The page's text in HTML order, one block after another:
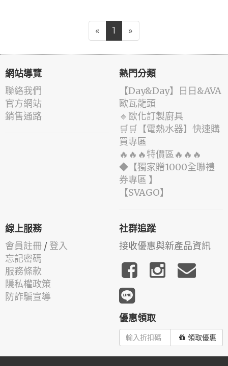
« 1 »
網站導覽
聯絡我們
官方網站
銷售通路
熱門分類
️【Day&Day】️日日&AVA
歐瓦龍頭
🔹歐化訂製廚具
🛒🛒【電熱水器】快速購
買專區
🔥🔥🔥特價區🔥🔥🔥
◆【獨家贈1000全聯禮
券專區 】
️【SVAGO】️
線上服務
會員註冊 / 登入
忘記密碼
服務條款
隱私權政策
防詐騙宣導
社群追蹤
接收優惠與新產品資訊
優惠領取
領取優惠